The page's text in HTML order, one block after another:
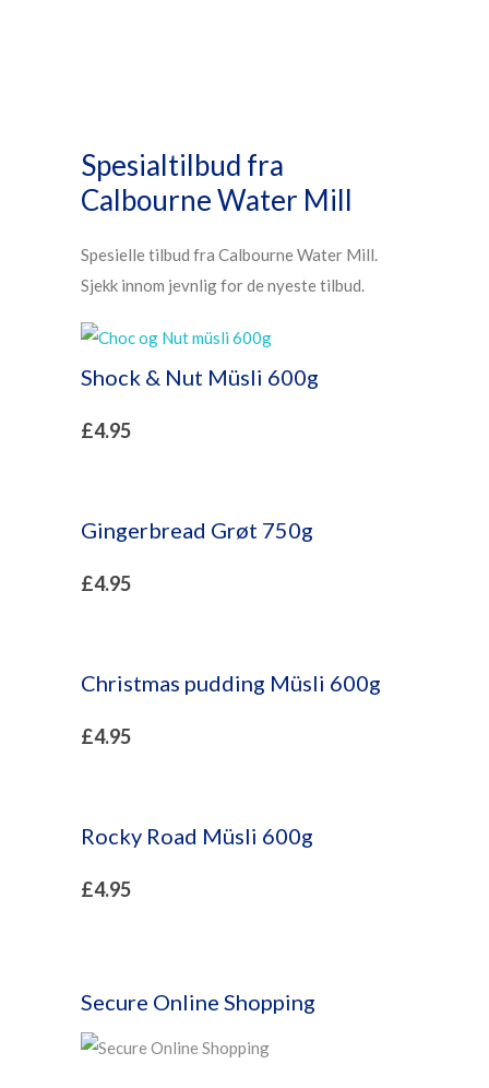
Spesialtilbud fra
Calbourne Water Mill
Spesielle tilbud fra Calbourne Water Mill.
Sjekk innom jevnlig for de nyeste tilbud.
Shock & Nut Müsli 600g
£4.95
Gingerbread Grøt 750g
£4.95
Christmas pudding Müsli 600g
£4.95
Rocky Road Müsli 600g
£4.95
Secure Online Shopping